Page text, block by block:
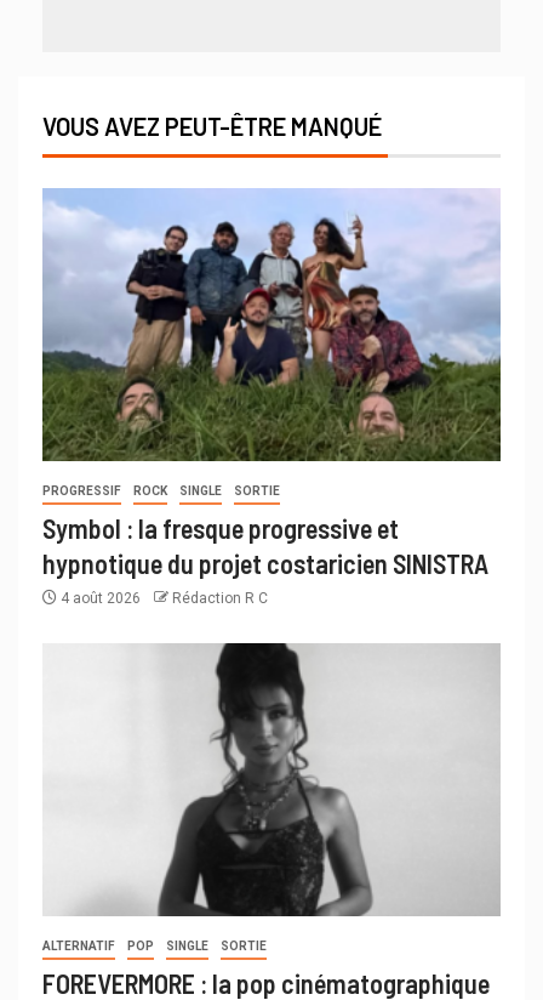
VOUS AVEZ PEUT-ÊTRE MANQUÉ
PROGRESSIF ROCK SINGLE SORTIE
Symbol : la fresque progressive et
hypnotique du projet costaricien SINISTRA
4 août 2026 Rédaction R C
ALTERNATIF POP SINGLE SORTIE
FOREVERMORE : la pop cinématographique